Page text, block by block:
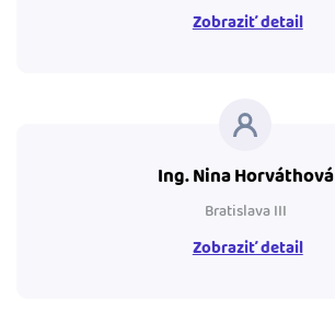
Zobraziť detail
Ing. Nina Horváthová
Bratislava III
Zobraziť detail